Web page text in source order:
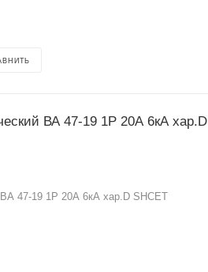
ВА 47-19 1Р 20А 6кА хар.D
47-19 1Р 20А 6кА хар.D SHCET